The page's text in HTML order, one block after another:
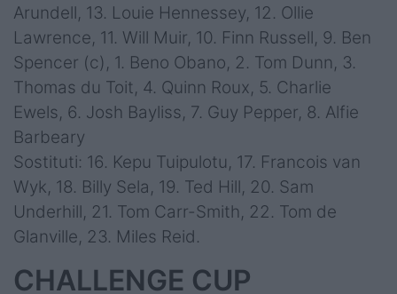
Arundell, 13. Louie Hennessey, 12. Ollie
Lawrence, 11. Will Muir, 10. Finn Russell, 9. Ben
Spencer (c), 1. Beno Obano, 2. Tom Dunn, 3.
Thomas du Toit, 4. Quinn Roux, 5. Charlie
Ewels, 6. Josh Bayliss, 7. Guy Pepper, 8. Alfie
Barbeary
Sostituti: 16. Kepu Tuipulotu, 17. Francois van
Wyk, 18. Billy Sela, 19. Ted Hill, 20. Sam
Underhill, 21. Tom Carr-Smith, 22. Tom de
Glanville, 23. Miles Reid.
CHALLENGE CUP